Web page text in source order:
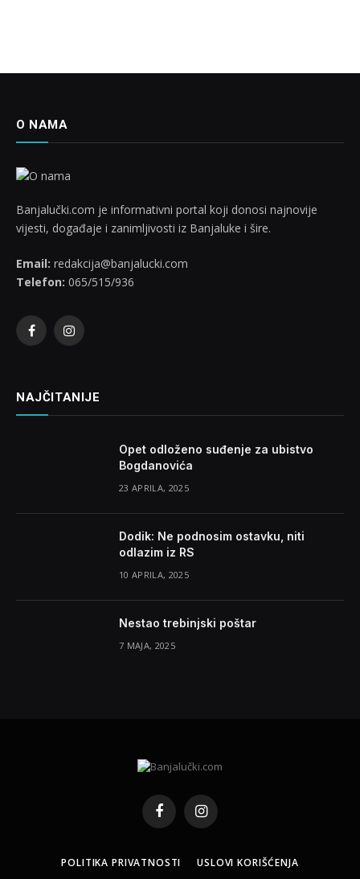
O NAMA
Banjalučki.com je informativni portal koji donosi najnovije
vijesti, događaje i zanimljivosti iz Banjaluke i šire.
Email: redakcija@banjalucki.com
Telefon: 065/515/936
FacebookInstagram
NAJČITANIJE
Opet odloženo suđenje za ubistvo
Bogdanovića
23 APRILA, 2025
Dodik: Ne podnosim ostavku, niti
odlazim iz RS
10 APRILA, 2025
Nestao trebinjski poštar
7 MAJA, 2025
FacebookInstagram
POLITIKA PRIVATNOSTI USLOVI KORIŠĆENJA